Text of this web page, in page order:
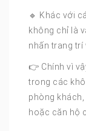
🔹 Khác với
không chỉ là
nhấn trang trí
👉 Chính vì
trong các
phòng
hoặc căn hộ